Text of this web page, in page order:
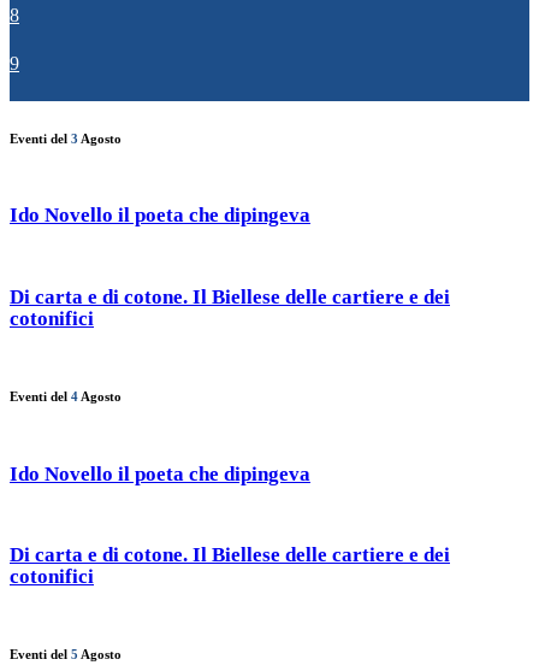
8
9
Eventi del 3 Agosto
Ido Novello il poeta che dipingeva
Di carta e di cotone. Il Biellese delle cartiere e dei
cotonifici
Eventi del 4 Agosto
Ido Novello il poeta che dipingeva
Di carta e di cotone. Il Biellese delle cartiere e dei
cotonifici
Eventi del 5 Agosto